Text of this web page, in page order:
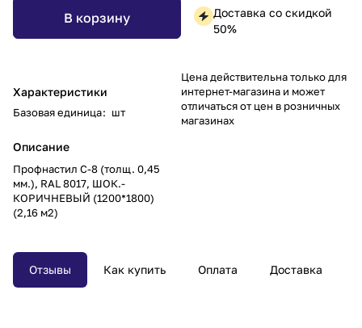
В корзину
Характеристики
Базовая единица: шт
Описание
Профнастил С-8 (толщ. 0,45
мм.), RAL 8017, ШОК.-
КОРИЧНЕВЫЙ (1200*1800)
(2,16 м2)
Доставка со скидкой
50%
Цена действительна только для
интернет-магазина и может
отличаться от цен в розничных
магазинах
Отзывы Как купить Оплата Доставка